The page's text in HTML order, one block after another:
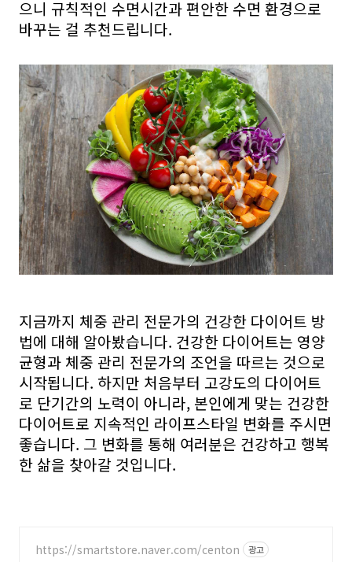
으니 규칙적인 수면시간과 편안한 수면 환경으로
바꾸는 걸 추천드립니다.
지금까지 체중 관리 전문가의 건강한 다이어트 방
법에 대해 알아봤습니다. 건강한 다이어트는 영양
균형과 체중 관리 전문가의 조언을 따르는 것으로
시작됩니다. 하지만 처음부터 고강도의 다이어트
로 단기간의 노력이 아니라, 본인에게 맞는 건강한
다이어트로 지속적인 라이프스타일 변화를 주시면
좋습니다. 그 변화를 통해 여러분은 건강하고 행복
한 삶을 찾아갈 것입니다.
https://smartstore.naver.com/centon 광고